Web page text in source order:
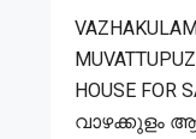
HOUSE FOR
വാഴക്കുളം